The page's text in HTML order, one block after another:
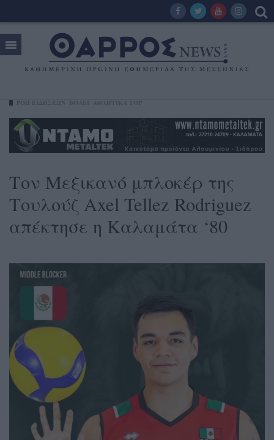
Τον Μεξικανό μπλοκέρ της
Τουλούζ Axel Tellez Rodriguez
απέκτησε η Καλαμάτα ‘80